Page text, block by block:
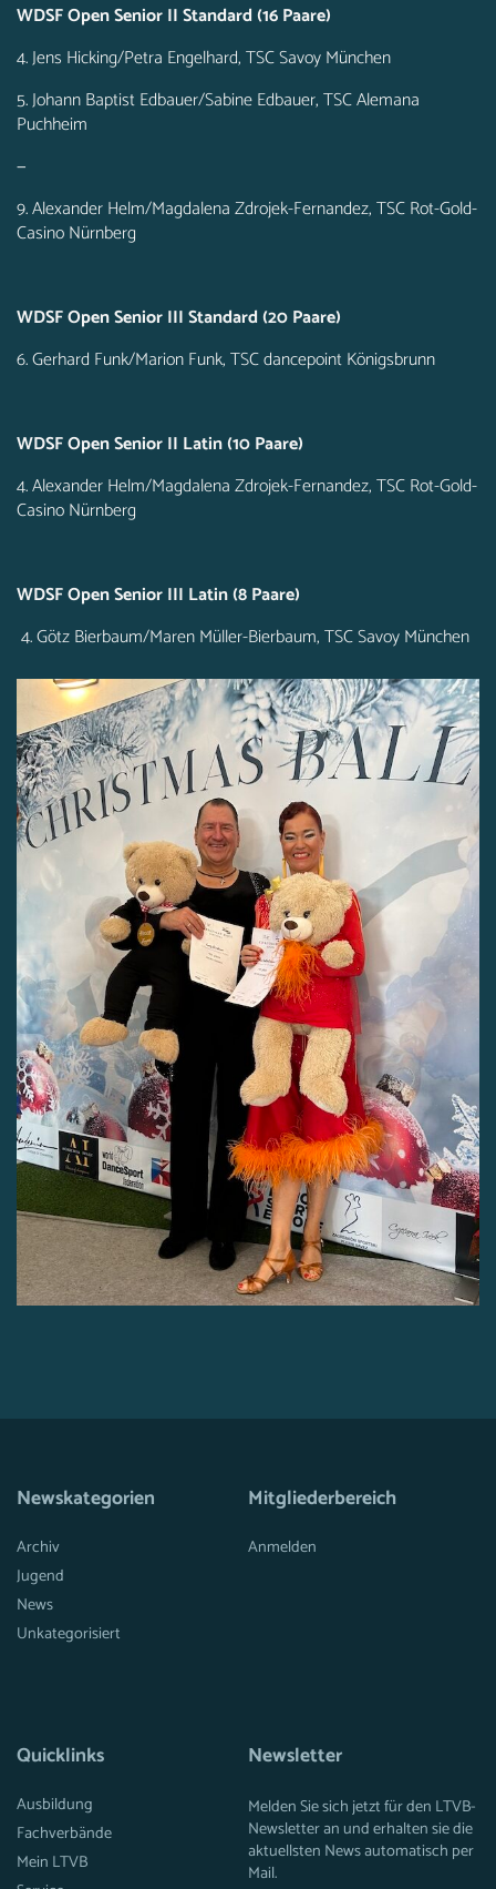
WDSF Open Senior II Standard (16 Paare)
4. Jens Hicking/Petra Engelhard, TSC Savoy München
5. Johann Baptist Edbauer/Sabine Edbauer, TSC Alemana
Puchheim
—
9. Alexander Helm/Magdalena Zdrojek-Fernandez, TSC Rot-Gold-
Casino Nürnberg
WDSF Open Senior III Standard (20 Paare)
6. Gerhard Funk/Marion Funk, TSC dancepoint Königsbrunn
WDSF Open Senior II Latin (10 Paare)
4. Alexander Helm/Magdalena Zdrojek-Fernandez, TSC Rot-Gold-
Casino Nürnberg
WDSF Open Senior III Latin (8 Paare)
4. Götz Bierbaum/Maren Müller-Bierbaum, TSC Savoy München
Newskategorien
Archiv
Jugend
News
Unkategorisiert
Mitgliederbereich
Anmelden
Quicklinks
Ausbildung
Fachverbände
Mein LTVB
Newsletter
Melden Sie sich jetzt für den LTVB-
Newsletter an und erhalten sie die
aktuellsten News automatisch per
Mail.